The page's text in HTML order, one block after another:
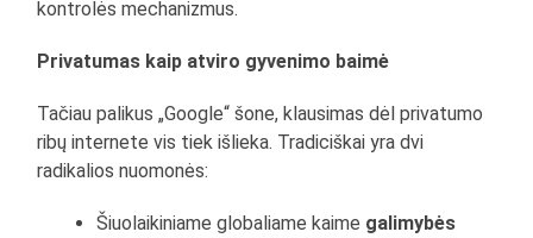
kontrolės mechanizmus.
Privatumas kaip atviro gyvenimo baimė
Tačiau palikus „Google“ šone, klausimas dėl privatumo
ribų internete vis tiek išlieka. Tradiciškai yra dvi
radikalios nuomonės:
Šiuolaikiniame globaliame kaime galimybės